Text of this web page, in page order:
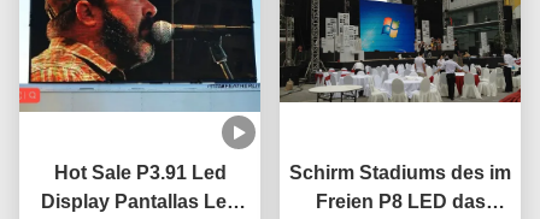
Hot Sale P3.91 Led
Display Pantallas Led
Schirm Stadiums des im
Freien P8 LED das